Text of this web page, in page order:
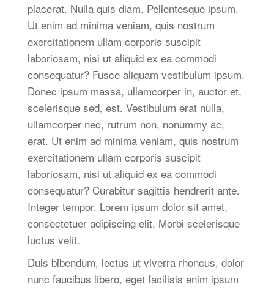
placerat. Nulla quis diam. Pellentesque ipsum.
Ut enim ad minima veniam, quis nostrum
exercitationem ullam corporis suscipit
laboriosam, nisi ut aliquid ex ea commodi
consequatur? Fusce aliquam vestibulum ipsum.
Donec ipsum massa, ullamcorper in, auctor et,
scelerisque sed, est. Vestibulum erat nulla,
ullamcorper nec, rutrum non, nonummy ac,
erat. Ut enim ad minima veniam, quis nostrum
exercitationem ullam corporis suscipit
laboriosam, nisi ut aliquid ex ea commodi
consequatur? Curabitur sagittis hendrerit ante.
Integer tempor. Lorem ipsum dolor sit amet,
consectetuer adipiscing elit. Morbi scelerisque
luctus velit.
Duis bibendum, lectus ut viverra rhoncus, dolor
nunc faucibus libero, eget facilisis enim ipsum